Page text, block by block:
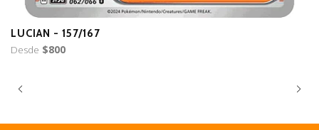
LUCIAN - 157/167
Desde $800